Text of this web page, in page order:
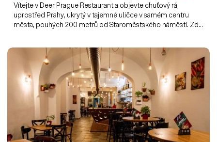
Vítejte v Deer Prague Restaurant a objevte chuťový ráj
uprostřed Prahy, ukrytý v tajemné uličce v samém centru
města, pouhých 200 metrů od Staroměstského náměstí. Zde
nechávají ožít tradiční kuchyni našich předků s nádechem
moderní doby. Menu obsahuje zvěřinu a vybraná jídla české i
mezinárodní kuchyně.